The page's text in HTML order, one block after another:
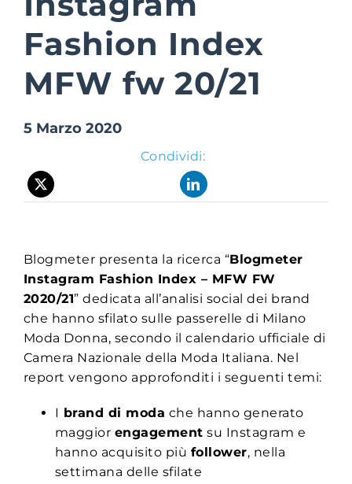
Suite Login
Fashion Index
MFW fw 20/21
5 Marzo 2020
Condividi:
Blogmeter presenta la ricerca “Blogmeter
Instagram Fashion Index – MFW FW
2020/21” dedicata all’analisi social dei brand
che hanno sfilato sulle passerelle di Milano
Moda Donna, secondo il calendario ufficiale di
Camera Nazionale della Moda Italiana. Nel
report vengono approfonditi i seguenti temi:
I brand di moda che hanno generato
maggior engagement su Instagram e
hanno acquisito più follower, nella
settimana delle sfilate